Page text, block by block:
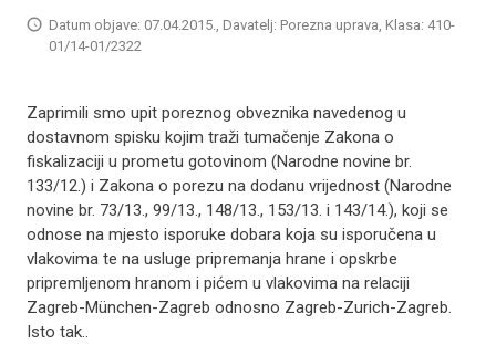
Datum objave: 07.04.2015., Davatelj: Porezna uprava, Klasa: 410-
01/14-01/2322
Zaprimili smo upit poreznog obveznika navedenog u
dostavnom spisku kojim traži tumačenje Zakona o
fiskalizaciji u prometu gotovinom (Narodne novine br.
133/12.) i Zakona o porezu na dodanu vrijednost (Narodne
novine br. 73/13., 99/13., 148/13., 153/13. i 143/14.), koji se
odnose na mjesto isporuke dobara koja su isporučena u
vlakovima te na usluge pripremanja hrane i opskrbe
pripremljenom hranom i pićem u vlakovima na relaciji
Zagreb-München-Zagreb odnosno Zagreb-Zurich-Zagreb.
Isto tak..